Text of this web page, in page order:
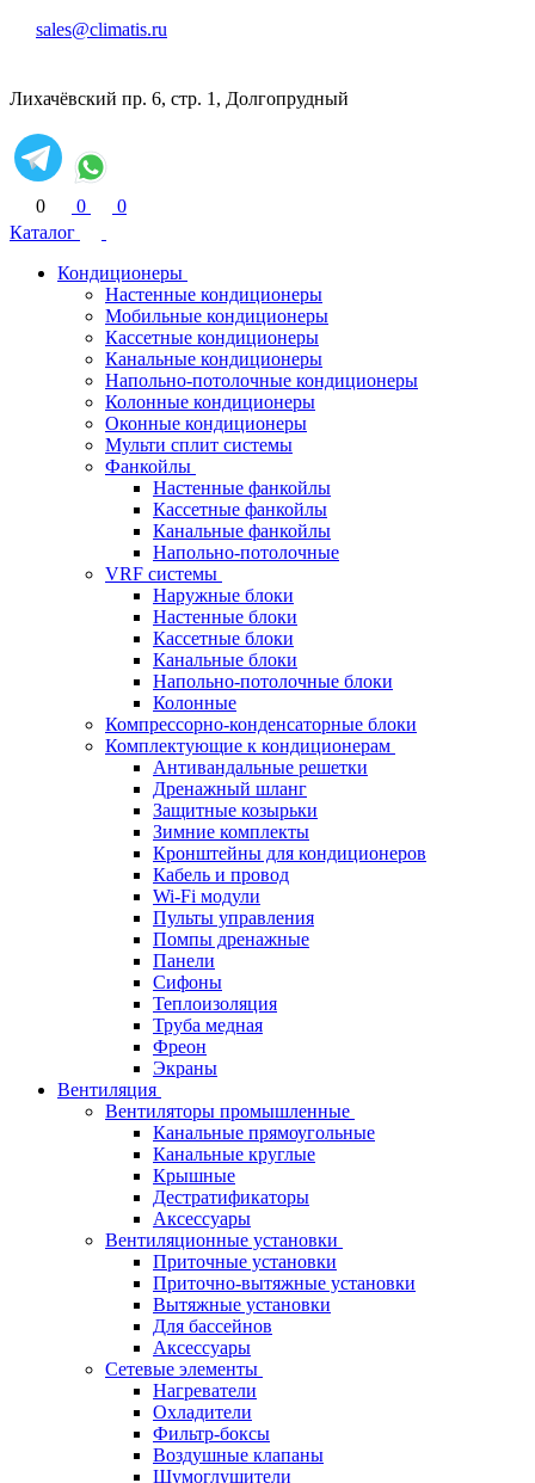
sales@climatis.ru
Лихачёвский пр. 6, стр. 1, Долгопрудный
0 0
0
Каталог
Кондиционеры
Настенные кондиционеры
Мобильные кондиционеры
Кассетные кондиционеры
Канальные кондиционеры
Напольно-потолочные кондиционеры
Колонные кондиционеры
Оконные кондиционеры
Мульти сплит системы
Фанкойлы
Настенные фанкойлы
Кассетные фанкойлы
Канальные фанкойлы
Напольно-потолочные
VRF системы
Наружные блоки
Настенные блоки
Кассетные блоки
Канальные блоки
Напольно-потолочные блоки
Колонные
Компрессорно-конденсаторные блоки
Комплектующие к кондиционерам
Антивандальные решетки
Дренажный шланг
Защитные козырьки
Зимние комплекты
Кронштейны для кондиционеров
Кабель и провод
Wi-Fi модули
Пульты управления
Помпы дренажные
Панели
Сифоны
Теплоизоляция
Труба медная
Фреон
Экраны
Вентиляция
Вентиляторы промышленные
Канальные прямоугольные
Канальные круглые
Крышные
Дестратификаторы
Аксессуары
Вентиляционные установки
Приточные установки
Приточно-вытяжные установки
Вытяжные установки
Для бассейнов
Аксессуары
Сетевые элементы
Нагреватели
Охладители
Фильтр-боксы
Воздушные клапаны
Шумоглушители